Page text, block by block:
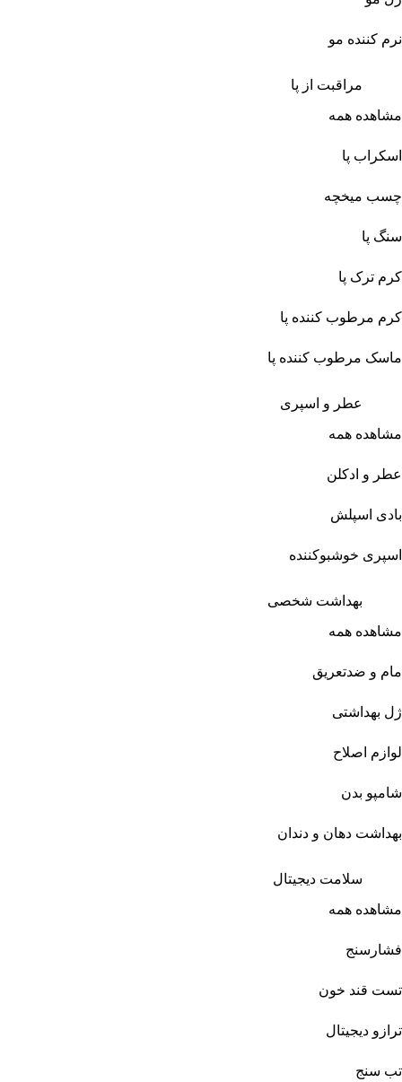
نرم کننده مو
مراقبت از پا
مشاهده همه
اسکراب پا
چسب میخچه
سنگ پا
کرم ترک پا
کرم مرطوب کننده پا
ماسک مرطوب کننده پا
عطر و اسپری
مشاهده همه
عطر و ادکلن
بادی اسپلش
اسپری خوشبوکننده
بهداشت شخصی
مشاهده همه
مام و ضدتعریق
ژل بهداشتی
لوازم اصلاح
شامپو بدن
بهداشت دهان و دندان
سلامت دیجیتال
مشاهده همه
فشارسنج
تست قند خون
ترازو دیجیتال
تب سنج